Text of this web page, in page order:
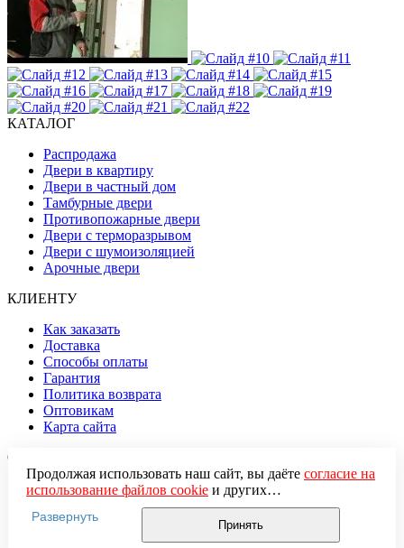
КАТАЛОГ
Распродажа
Двери в квартиру
Двери в частный дом
Тамбурные двери
Противопожарные двери
Двери с терморазрывом
Двери с шумоизоляцией
Арочные двери
КЛИЕНТУ
Как заказать
Доставка
Способы оплаты
Гарантия
Политика возврата
Оптовикам
Карта сайта
О КОМПАНИИ
О нас
Вакансии
Продолжая использовать наш сайт, вы даёте согласие на
использование файлов cookieи других
пользовательских данных (включая IP-адрес, сведения о
местоположении, устройстве, действиях на сайте и т. п.)
для функционирования сайта, проведения
Развернуть
Принять